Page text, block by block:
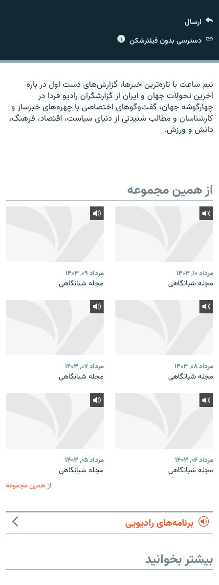
زبان‌های دیگر
ارسال
دسترسی بدون فیلترشکن
نیم ساعت با تازه‌ترین خبرها، گزارش‌های دست اول در باره
آخرین تحولات جهان و ایران از گزارشگران رادیو فردا در
چهارگوشه جهان، گفت‌وگوهای اختصاصی با چهره‌های خبرساز و
کارشناسان و مطالب شنیدنی از دنیای سیاست، اقتصاد، فرهنگ،
دانش و ورزش.
از همین مجموعه
مرداد ۱۰, ۱۴۰۳
مجله شبانگاهی
مرداد ۰۹, ۱۴۰۳
مجله شبانگاهی
مرداد ۰۸, ۱۴۰۳
مجله شبانگاهی
مرداد ۰۷, ۱۴۰۳
مجله شبانگاهی
مرداد ۰۶, ۱۴۰۳
مجله شبانگاهی
مرداد ۰۵, ۱۴۰۳
مجله شبانگاهی
از همین مجموعه
برنامه‌های رادیویی
بیشتر بخوانید